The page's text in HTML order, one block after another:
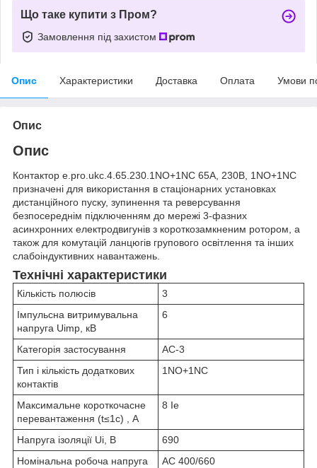
Що таке купити з Пром?
Замовлення під захистом
Опис Характеристики Доставка Оплата Умови
Опис
Опис
Контактор e.pro.ukc.4.65.230.1NO+1NC 65А, 230В, 1NO+1NC
призначені для використання в стаціонарних установках
дистанційного пуску, зупинення та реверсування
безпосереднім підключенням до мережі 3-фазних
асинхронних електродвигунів з короткозамкненим ротором, а
також для комутацій ланцюгів групового освітлення та інших
слабоіндуктивних навантажень.
Технічні характеристики
Кількість полюсів
3
Імпульсна витримувальна
напруга Uimp, кВ
6
Категорія застосування
AC-3
Тип і кількість додаткових
контактів
1NO+1NC
Максимальне короткочасне
перевантаження (t≤1c) , А
8 Ie
Напруга ізоляції Ui, В
690
Номінальна робоча напруга
AC 400/660